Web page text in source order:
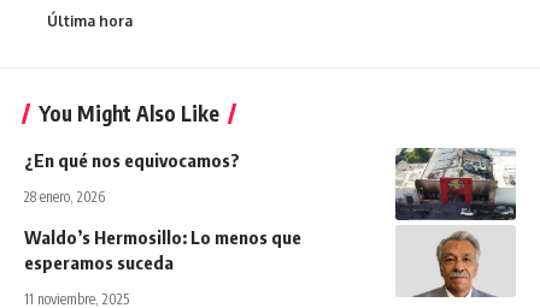
Última hora
You Might Also Like
¿En qué nos equivocamos?
28 enero, 2026
Waldo’s Hermosillo: Lo menos que
esperamos suceda
11 noviembre, 2025